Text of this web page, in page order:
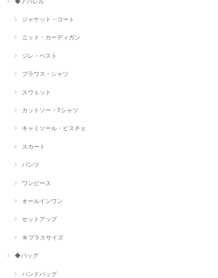
ジャケット・コート
ニット・カーディガン
ジレ・ベスト
ブラウス・シャツ
スウェット
カットソー・Tシャツ
キャミソール・ビスチェ
スカート
パンツ
ワンピース
オールインワン
セットアップ
☆プラスサイズ
◆バッグ
ハンドバッグ